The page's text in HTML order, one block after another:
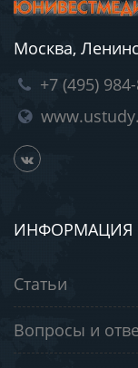
Москва,
+7 (495)
ИНФОРМАЦИЯ
Статьи
Вопросы и